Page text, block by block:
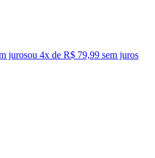
jurosou 4x de R$ 79,99 sem juros